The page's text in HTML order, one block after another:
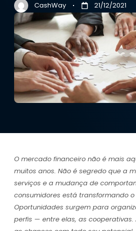
CashWay 21/12/2021
O mercado financeiro não é mais
muitos anos. Não é segredo que a
serviços e a mudança de
consumidores está transformando o
Oportunidades surgem para
perfis — entre elas, as